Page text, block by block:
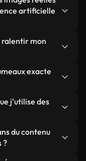
artificielle
hybride
par des
clairement
ce que
ralentir mon
optimisées.
prêts pour le
tout en
et en
le LCP.
exacte
avec
décrire la scène,
une
normes de
j'utilise des
les vidéos
droits et
du contenu
?
Coverr peuvent